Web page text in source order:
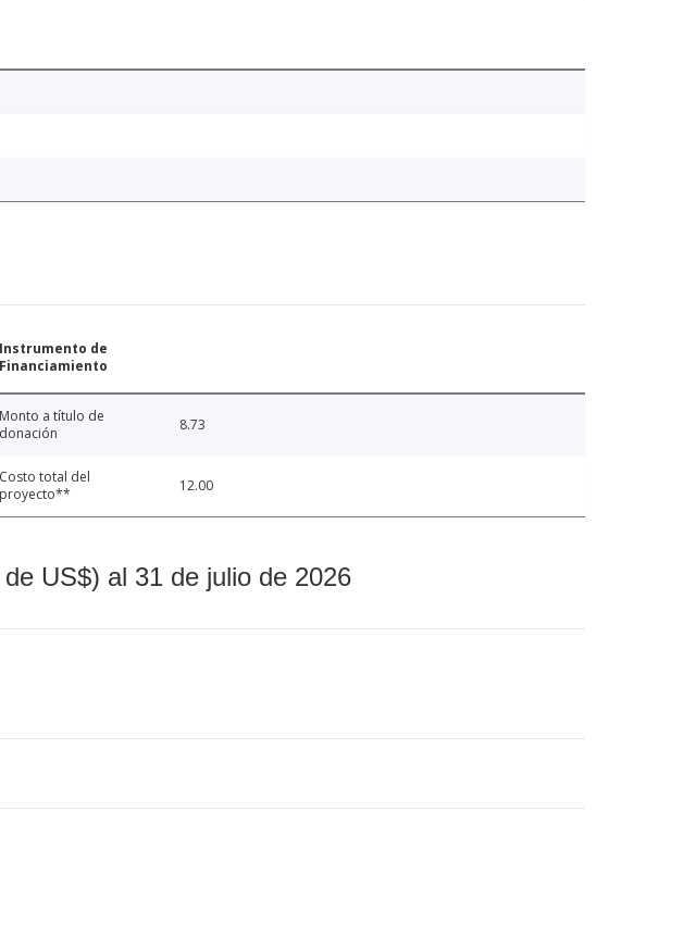
Instrumento de
Financiamiento
Monto a título de
donación
8.73
Costo total del
proyecto**
12.00
US$) al 31 de julio de 2026